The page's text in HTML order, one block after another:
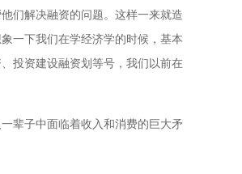
们解决融资的问题。这样一来就造
一下我们在学经济学的时候，基本
投资建设融资划等号，我们以前在
辈子中面临着收入和消费的巨大矛